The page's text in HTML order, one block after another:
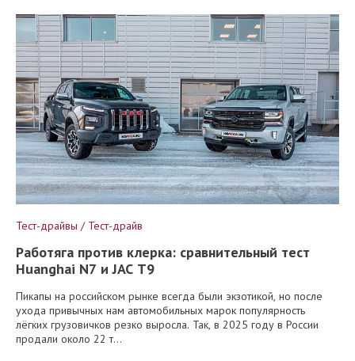
Тест-драйвы / Тест-драйв
Работяга против клерка: сравнительный тест
Huanghai N7 и JAC T9
Пикапы на российском рынке всегда были экзотикой, но после
ухода привычных нам автомобильных марок популярность
лёгких грузовичков резко выросла. Так, в 2025 году в России
продали около 22 т...